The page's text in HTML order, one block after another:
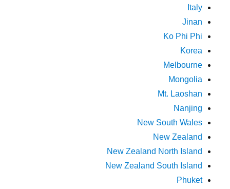
Italy
Jinan
Ko Phi Phi
Korea
Melbourne
Mongolia
Mt. Laoshan
Nanjing
New South Wales
New Zealand
New Zealand North Island
New Zealand South Island
Phuket